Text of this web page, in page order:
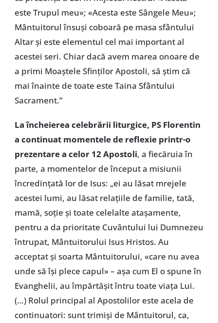
este Trupul meu»; «Acesta este Sângele Meu»;
Mântuitorul însuşi coboară pe masa sfântului
Altar şi este elementul cel mai important al
acestei seri. Chiar dacă avem marea onoare de
a primi Moaştele Sfinţilor Apostoli, să ştim că
mai înainte de toate este Taina Sfântului
Sacrament.”
La încheierea celebrării liturgice, PS Florentin
a continuat momentele de reflexie printr-o
prezentare a celor 12 Apostoli, a fiecăruia în
parte, a momentelor de început a misiunii
încredinţată lor de Isus: „ei au lăsat mrejele
acestei lumi, au lăsat relaţiile de familie, tată,
mamă, soţie şi toate celelalte ataşamente,
pentru a da prioritate Cuvântului lui Dumnezeu
întrupat, Mântuitorului Isus Hristos. Au
acceptat şi soarta Mântuitorului, «care nu avea
unde să îşi plece capul» – aşa cum El o spune în
Evanghelii, au împărtăşit întru toate viaţa Lui.
(…) Rolul principal al Apostolilor este acela de
continuatori: sunt trimişi de Mântuitorul, ca,